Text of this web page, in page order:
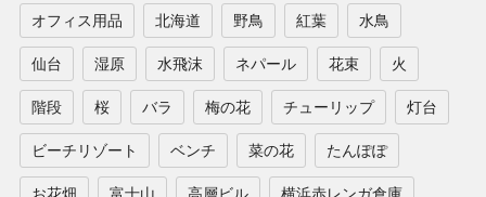
オフィス用品 北海道 野鳥 紅葉 水鳥
仙台 湿原 水飛沫 ネパール 花束 火
階段 桜 バラ 梅の花 チューリップ 灯台
ビーチリゾート ベンチ 菜の花 たんぽぽ